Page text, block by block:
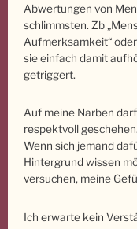
Abwertungen von
schlimmsten. Zb
Aufmerksamkeit“
sie einfach damit
getriggert.
Auf meine Narben
respektvoll
Wenn sich jemand
Hintergrund wissen
versuchen, meine
Ich erwarte kein